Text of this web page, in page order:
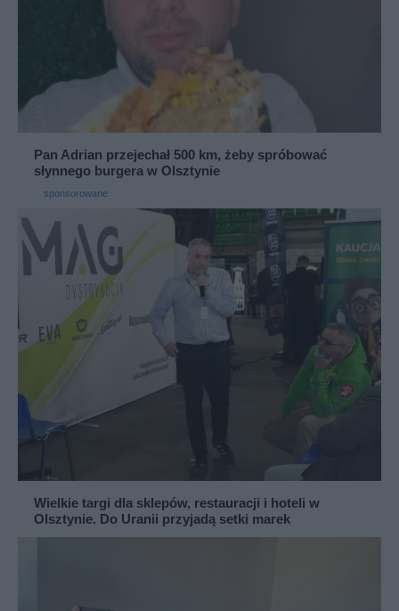
Pan Adrian przejechał 500 km, żeby spróbować
słynnego burgera w Olsztynie
sponsorowane
Wielkie targi dla sklepów, restauracji i hoteli w
Olsztynie. Do Uranii przyjadą setki marek